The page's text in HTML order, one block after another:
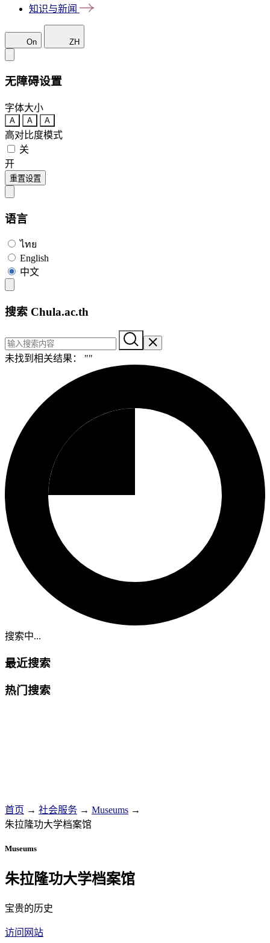
知识与新闻
On ZH
无障碍设置
字体大小
A A A
高对比度模式
关
开
重置设置
语言
ไทย
English
中文
搜索 Chula.ac.th
未找到相关结果： ""
搜索中...
最近搜索
热门搜索
首页 → 社会服务 → Museums →
朱拉隆功大学档案馆
Museums
朱拉隆功大学档案馆
宝贵的历史
访问网站